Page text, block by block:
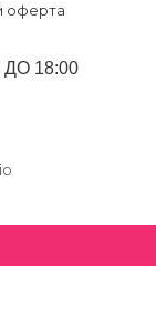
оферта
18:00